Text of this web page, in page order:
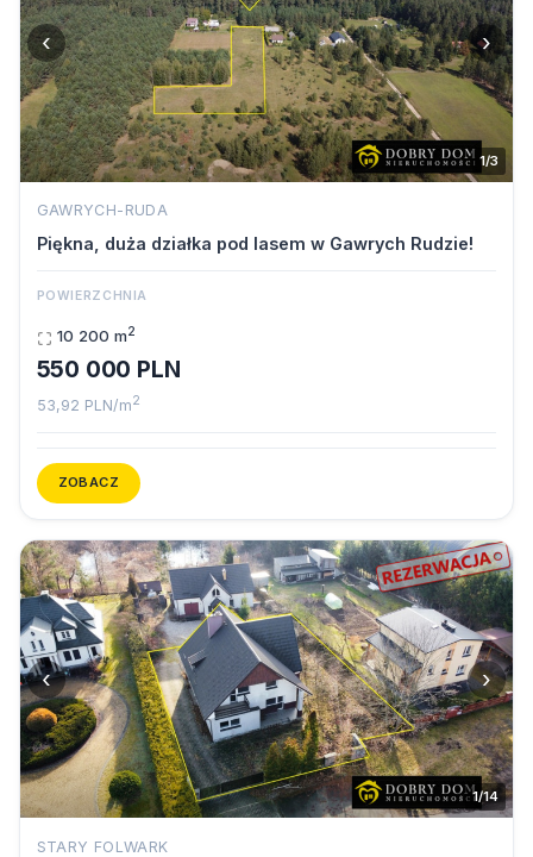
‹ ›
1/3
GAWRYCH-RUDA
Piękna, duża działka pod lasem w Gawrych Rudzie!
POWIERZCHNIA
10 200 m2
550 000 PLN
53,92 PLN/m2
ZOBACZ
‹ ›
1/14
STARY FOLWARK